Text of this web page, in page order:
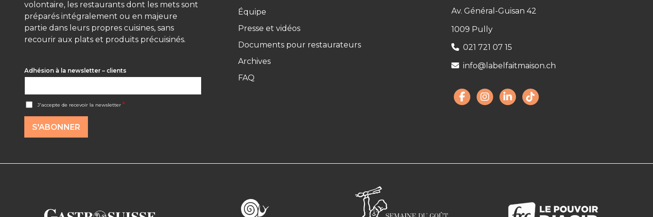
volontaire, les restaurants dont les mets sont
préparés intégralement ou en majeure
partie dans leurs propres cuisines, sans
recourir aux plats et produits précuisinés.
Adhésion à la newsletter – clients
A
c
c
d
J'accepte de recevoir la newsletter *
S'ABONNER
Équipe
Presse et vidéos
Documents pour restaurateurs
Archives
FAQ
Av. Général-Guisan 42
1009 Pully
021 721 07 15
info@labelfaitmaison.ch